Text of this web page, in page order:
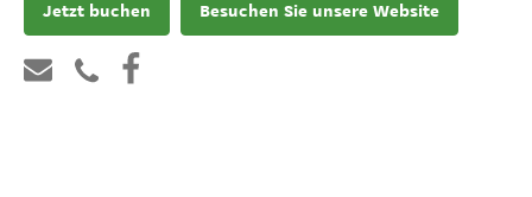
Jetzt buchen Besuchen Sie unsere Website